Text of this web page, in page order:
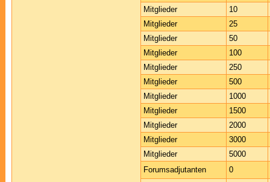
Mitglieder
10
Mitglieder
25
Mitglieder
50
Mitglieder
100
Mitglieder
250
Mitglieder
500
Mitglieder
1000
Mitglieder
1500
Mitglieder
2000
Mitglieder
3000
Mitglieder
5000
Forumsadjutanten
0